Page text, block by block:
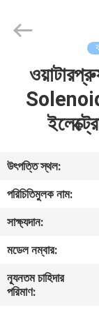
আমাদের
সম্পর্কে
কারখানা
ভ্রমণ
Export
Reserved.
উৎপত্তি স্থল:
পরিচিতিমুলক নাম:
সাক্ষ্যদান:
মডেল নম্বার:
ন্যূনতম চাহিদার
পরিমাণ: